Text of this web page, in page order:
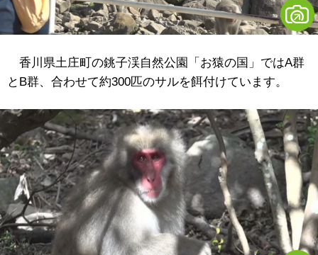
香川県土庄町の銚子渓自然公園「お猿の国」ではA群
とB群、合わせて約300匹のサルを餌付けています。